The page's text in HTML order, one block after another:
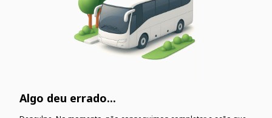
Algo deu errado...